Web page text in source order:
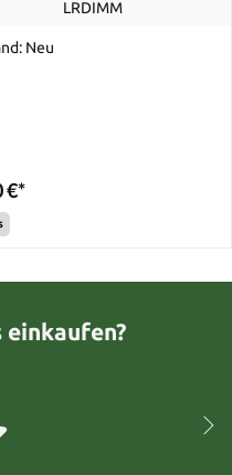
LRDIMM
Neu
€*
einkaufen?